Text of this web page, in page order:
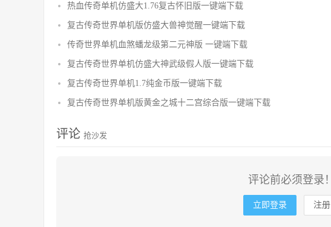
热血传奇单机仿盛大1.76复古怀旧版一键端下载
复古传奇世界单机版仿盛大兽神觉醒一键端下载
传奇世界单机血煞蟠龙级第二元神版 一键端下载
复古传奇世界单机仿盛大神武级假人版一键端下载
复古传奇世界单机1.7纯金币版一键端下载
复古传奇世界单机版黄金之城十二宫综合版一键端下载
评论 抢沙发
评论前必须登录！
立即登录 注册